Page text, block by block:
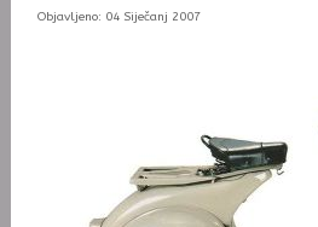
Objavljeno: 04 Siječanj 2007